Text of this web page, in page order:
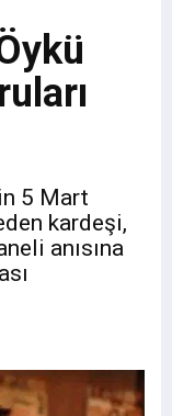
5 Mart
kardeşi,
anısına